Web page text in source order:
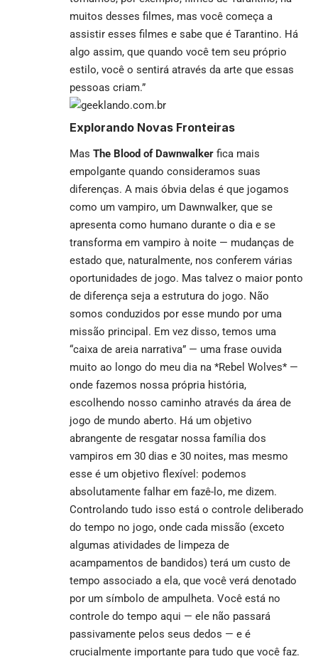
muitos desses filmes, mas você começa a
assistir esses filmes e sabe que é Tarantino. Há
algo assim, que quando você tem seu próprio
estilo, você o sentirá através da arte que essas
pessoas criam.”
Explorando Novas Fronteiras
Mas The Blood of Dawnwalker fica mais
empolgante quando consideramos suas
diferenças. A mais óbvia delas é que jogamos
como um vampiro, um Dawnwalker, que se
apresenta como humano durante o dia e se
transforma em vampiro à noite — mudanças de
estado que, naturalmente, nos conferem várias
oportunidades de jogo. Mas talvez o maior ponto
de diferença seja a estrutura do jogo. Não
somos conduzidos por esse mundo por uma
missão principal. Em vez disso, temos uma
“caixa de areia narrativa” — uma frase ouvida
muito ao longo do meu dia na *Rebel Wolves* —
onde fazemos nossa própria história,
escolhendo nosso caminho através da área de
jogo de mundo aberto. Há um objetivo
abrangente de resgatar nossa família dos
vampiros em 30 dias e 30 noites, mas mesmo
esse é um objetivo flexível: podemos
absolutamente falhar em fazê-lo, me dizem.
Controlando tudo isso está o controle deliberado
do tempo no jogo, onde cada missão (exceto
algumas atividades de limpeza de
acampamentos de bandidos) terá um custo de
tempo associado a ela, que você verá denotado
por um símbolo de ampulheta. Você está no
controle do tempo aqui — ele não passará
passivamente pelos seus dedos — e é
crucialmente importante para tudo que você faz.